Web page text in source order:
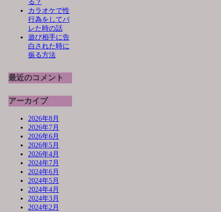
る？
カラオケで性
行為をしてバ
レた時の話
遊び相手に告
白された時に
振る方法
最近のコメント
アーカイブ
2026年8月
2026年7月
2026年6月
2026年5月
2026年4月
2024年7月
2024年6月
2024年5月
2024年4月
2024年3月
2024年2月